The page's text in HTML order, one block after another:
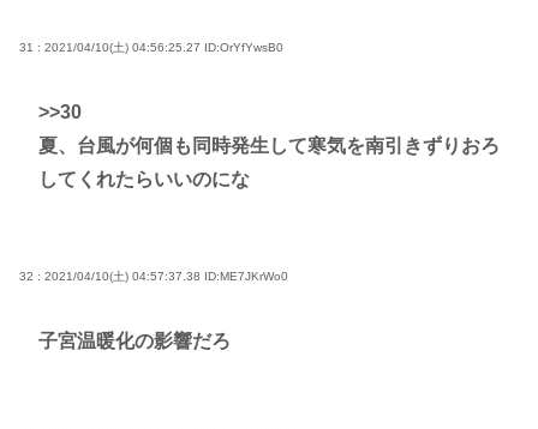
31 : 2021/04/10(土) 04:56:25.27 ID:OrYfYwsB0
>>30
夏、台風が何個も同時発生して寒気を南引きずりおろ
してくれたらいいのにな
32 : 2021/04/10(土) 04:57:37.38 ID:ME7JKrWo0
子宮温暖化の影響だろ